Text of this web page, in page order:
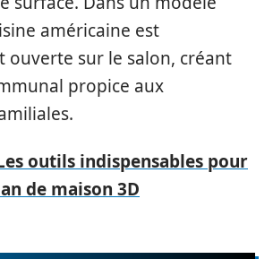
américaine est
ouverte sur le salon, créant
propice aux
outils indispensables pour
de maison 3D